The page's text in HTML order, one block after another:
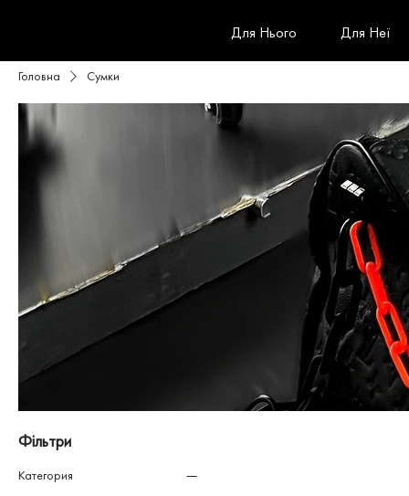
Для Нього Для Неї
Головна Сумки
Фільтри
Категория